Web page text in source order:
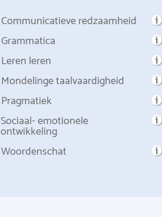
Communicatieve redzaamheid
Grammatica
Leren leren
Mondelinge taalvaardigheid
Pragmatiek
Sociaal- emotionele
ontwikkeling
Woordenschat